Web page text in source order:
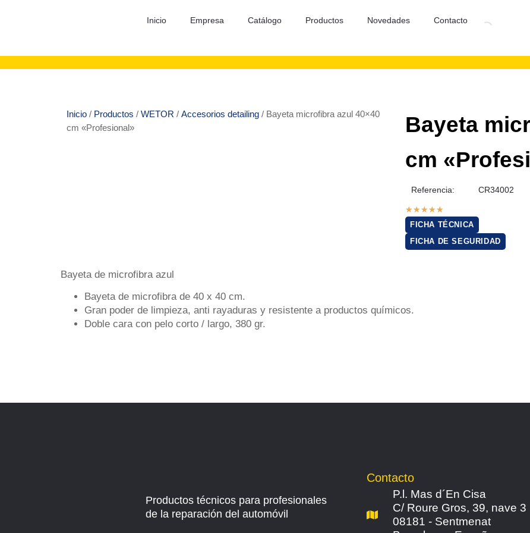
Inicio Empresa Catálogo Productos Novedades Contacto
Inicio / Productos / WETOR / Accesorios detailing / Bayeta microfibra azul 40×40
cm «Profesional»
Bayeta
cm
Referencia: CR34002
★★★★★
FICHA TÉCNICA
FICHA DE SEGURIDAD
Bayeta de microfibra azul
Bayeta de microfibra de 40 x 40 cm.
Gran poder de limpieza, anti rayaduras y resistente a productos químicos.
Doble cara con pelo corto / largo, 380 gr.
Productos técnicos para profesionales
de la reparación del automóvil
Contacto
P.l. Mas d´En Cisa
C/ Roure Gros, 39, nave 3
08181 - Sentmenat